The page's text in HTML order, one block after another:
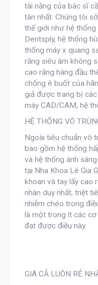
tài năng của bác sĩ
tân nhất. Chúng tôi
thế giới như hệ
Dentsply, hệ thống
thống máy x quang
răng siêu âm không
cao răng hàng đầu
chống ê buốt của
giả được trang bị
máy CAD/CAM, hệ
HỆ THỐNG VÔ
Ngoài tiêu chuẩn vô
bao gồm hệ thống
và hệ thống ánh
tại Nha Khoa Lê Gia
khoan và tay lấy cao
nhân duy nhất, triệt
nhiễm chéo trong
là một trong ít các
đạt được điều này.
GIÁ CẢ LUÔN RẺ